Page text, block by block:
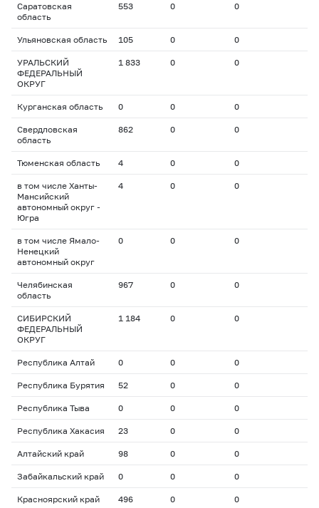
Саратовская
область
553 0 0
Ульяновская область 105 0 0
УРАЛЬСКИЙ
ФЕДЕРАЛЬНЫЙ
ОКРУГ
1 833 0 0
Курганская область 0 0 0
Свердловская
область
862 0 0
Тюменская область 4 0 0
в том числе Ханты-
Мансийский
автономный округ -
Югра
4 0 0
в том числе Ямало-
Ненецкий
автономный округ
0 0 0
Челябинская
область
967 0 0
СИБИРСКИЙ
ФЕДЕРАЛЬНЫЙ
ОКРУГ
1 184 0 0
Республика Алтай 0 0 0
Республика Бурятия 52 0 0
Республика Тыва 0 0 0
Республика Хакасия 23 0 0
Алтайский край 98 0 0
Забайкальский край 0 0 0
Красноярский край 496 0 0